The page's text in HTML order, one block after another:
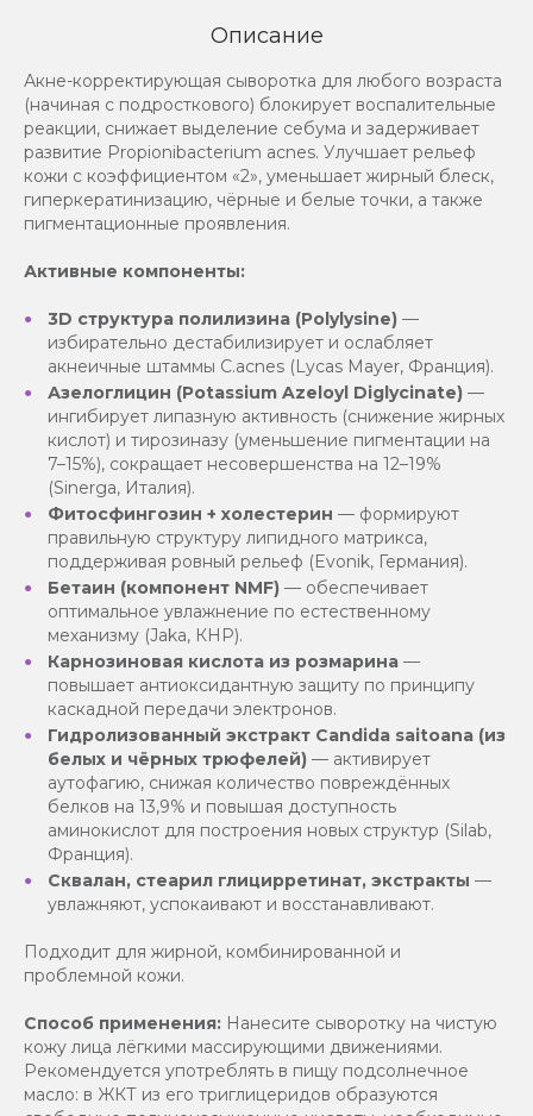
Описание
Акне-корректирующая сыворотка для любого возраста
(начиная с подросткового) блокирует воспалительные
реакции, снижает выделение себума и задерживает
развитие Propionibacterium acnes. Улучшает рельеф
кожи с коэффициентом «2», уменьшает жирный блеск,
гиперкератинизацию, чёрные и белые точки, а также
пигментационные проявления.
Активные компоненты:
3D структура полилизина (Polylysine) —
избирательно дестабилизирует и ослабляет
акнеичные штаммы C.acnes (Lycas Mayer, Франция).
Азелоглицин (Potassium Azeloyl Diglycinate) —
ингибирует липазную активность (снижение жирных
кислот) и тирозиназу (уменьшение пигментации на
7–15%), сокращает несовершенства на 12–19%
(Sinerga, Италия).
Фитосфингозин + холестерин — формируют
правильную структуру липидного матрикса,
поддерживая ровный рельеф (Evonik, Германия).
Бетаин (компонент NMF) — обеспечивает
оптимальное увлажнение по естественному
механизму (Jaka, КНР).
Карнозиновая кислота из розмарина —
повышает антиоксидантную защиту по принципу
каскадной передачи электронов.
Гидролизованный экстракт Candida saitoana (из
белых и чёрных трюфелей) — активирует
аутофагию, снижая количество повреждённых
белков на 13,9% и повышая доступность
аминокислот для построения новых структур (Silab,
Франция).
Сквалан, стеарил глицирретинат, экстракты —
увлажняют, успокаивают и восстанавливают.
Подходит для жирной, комбинированной и
проблемной кожи.
Способ применения: Нанесите сыворотку на чистую
кожу лица лёгкими массирующими движениями.
Рекомендуется употреблять в пищу подсолнечное
масло: в ЖКТ из его триглицеридов образуются